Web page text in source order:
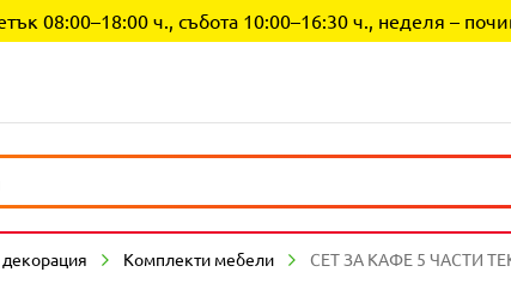
08:00–18:00 ч., събота 10:00–16:30 ч., неделя –
Комплекти мебели СЕТ ЗА КАФЕ 5 ЧАСТИ